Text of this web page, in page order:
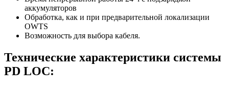
аккумуляторов
Обработка, как и при предварительной локализации
OWTS
Возможность для выбора кабеля.
Технические характеристики системы
PD LOC: